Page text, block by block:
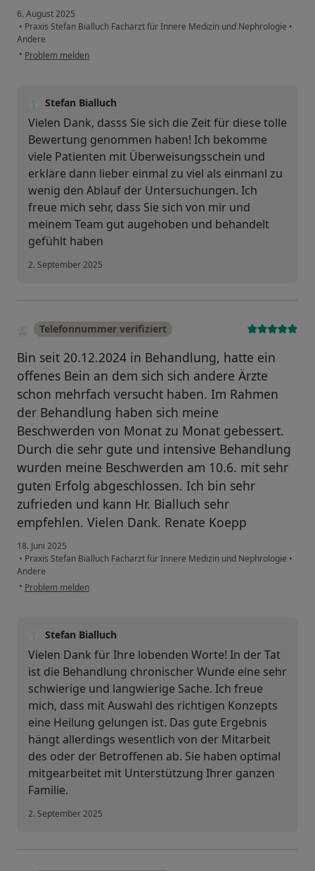
6. August 2025
• Praxis Stefan Bialluch Facharzt für Innere Medizin und Nephrologie •
Andere
• Problem melden
Stefan Bialluch
Vielen Dank, dasss Sie sich die Zeit für diese tolle
Bewertung genommen haben! Ich bekomme
viele Patienten mit Überweisungsschein und
erkläre dann lieber einmal zu viel als einmanl zu
wenig den Ablauf der Untersuchungen. Ich
freue mich sehr, dass Sie sich von mir und
meinem Team gut augehoben und behandelt
gefühlt haben
2. September 2025
Telefonnummer verifiziert
Bin seit 20.12.2024 in Behandlung, hatte ein
offenes Bein an dem sich sich andere Ärzte
schon mehrfach versucht haben. Im Rahmen
der Behandlung haben sich meine
Beschwerden von Monat zu Monat gebessert.
Durch die sehr gute und intensive Behandlung
wurden meine Beschwerden am 10.6. mit sehr
guten Erfolg abgeschlossen. Ich bin sehr
zufrieden und kann Hr. Bialluch sehr
empfehlen. Vielen Dank. Renate Koepp
18. Juni 2025
• Praxis Stefan Bialluch Facharzt für Innere Medizin und Nephrologie •
Andere
• Problem melden
Stefan Bialluch
Vielen Dank für Ihre lobenden Worte! In der Tat
ist die Behandlung chronischer Wunde eine sehr
schwierige und langwierige Sache. Ich freue
mich, dass mit Auswahl des richtigen Konzepts
eine Heilung gelungen ist. Das gute Ergebnis
hängt allerdings wesentlich von der Mitarbeit
des oder der Betroffenen ab. Sie haben optimal
mitgearbeitet mit Unterstützung Ihrer ganzen
Familie.
2. September 2025